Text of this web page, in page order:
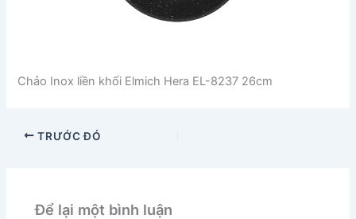
Chảo Inox liền khối Elmich Hera EL-8237 26cm
TRƯỚC ĐÓ
Để lại một bình luận